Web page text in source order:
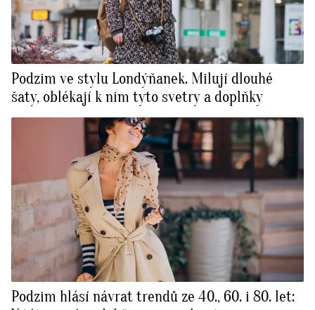
Podzim ve stylu Londýňanek. Milují dlouhé
šaty, oblékají k nim tyto svetry a doplňky
Podzim hlásí návrat trendů ze 40., 60. i 80. let: